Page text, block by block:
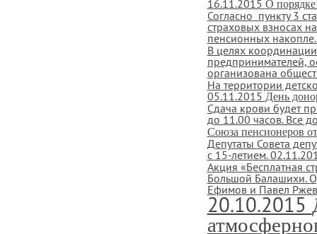
16.11.2015 О
Согласно пункту 3
страховых взносах
пенсионных
В целях
предпринимателей,
организована
На территории
05.11.2015 День
Сдача крови будет
до 11.00 часов. Все
Союза пенсионеров
Депутаты Совета
с 15-летием.
Акция «Бесплатная
Большой Балашихи.
Ефимов и Павел
20.10.2015